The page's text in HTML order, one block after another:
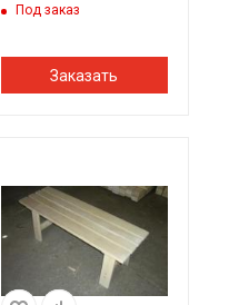
Под заказ
Заказать